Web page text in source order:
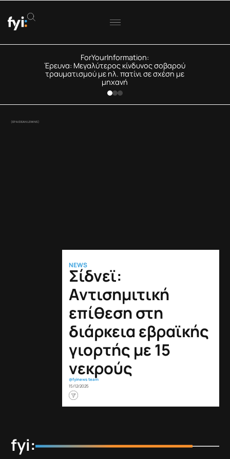
ForYourInformation:
Έρευνα: Μεγαλύτερος κίνδυνος σοβαρού
τραυματισμού με ηλ. πατίνι σε σχέση με
μηχανή
(EPA/DEAN LEWINS)
NEWS
Σίδνεϊ:
Αντισημιτική
επίθεση στη
διάρκεια εβραϊκής
γιορτής με 15
νεκρούς
@fyinews team
15/12/2025
fyi: